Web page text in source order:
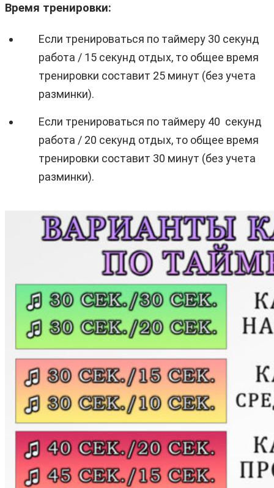
Время тренировки:
Если тренироваться по таймеру 30 секунд
работа / 15 секунд отдых, то общее время
тренировки составит 25 минут (без учета
разминки).
Если тренироваться по таймеру 40 секунд
работа / 20 секунд отдых, то общее время
тренировки составит 30 минут (без учета
разминки).